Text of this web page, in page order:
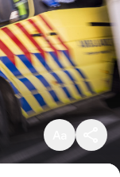
Klein
Standaard
Groot